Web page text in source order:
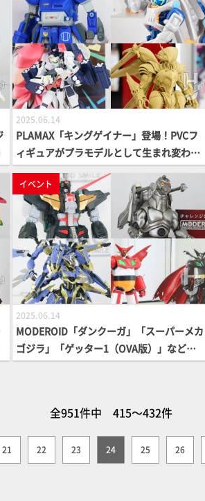
ェス2025 東京】
2025.06.14
PLAMAX「キングゲイナー」登場！PVCフ
ィギュアがプラモデルとして生まれ変わ
る！ホビーショーで展示された「PLAMAX
ヴェルビン」も要チェック！【スマイルフ
ェス2025 東京】
イベント
2025.06.14
MODEROID「ダンクーガ」「スーパーメカ
ゴジラ」「ゲッター1（OVA版）」など
「メカスマインパクト2025」発表のアイテ
ェス2025 東京】
全951件中 415～432件
21 22 23 24 25 26